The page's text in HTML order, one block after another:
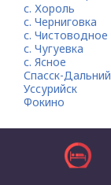
с. Хороль
с. Черниговка
с. Чистоводное
с. Чугуевка
с. Ясное
Спасск-Дальний
Уссурийск
Фокино